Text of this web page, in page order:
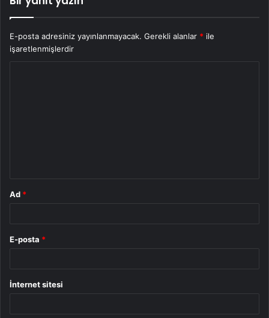
E-posta adresiniz yayınlanmayacak. Gerekli alanlar * ile
işaretlenmişlerdir
Ad *
E-posta *
İnternet sitesi